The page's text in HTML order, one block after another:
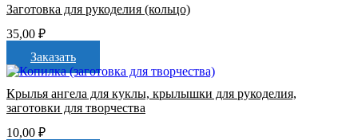
Заготовка для рукоделия (кольцо)
35,00 ₽
Заказать
Крылья ангела для куклы, крылышки для рукоделия,
заготовки для творчества
10,00 ₽